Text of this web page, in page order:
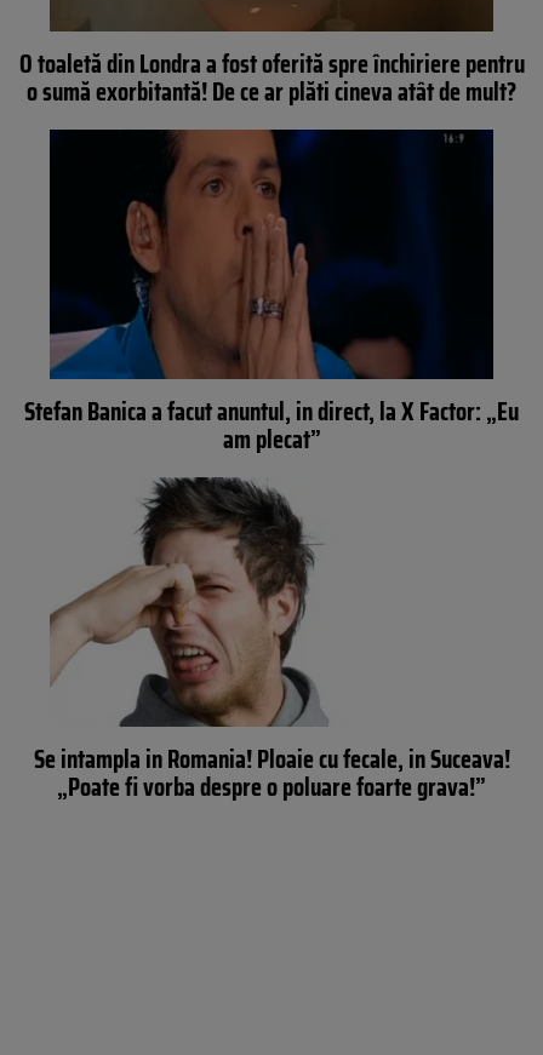
O toaletă din Londra a fost oferită spre închiriere pentru
o sumă exorbitantă! De ce ar plăti cineva atât de mult?
Stefan Banica a facut anuntul, in direct, la X Factor: „Eu
am plecat”
Se intampla in Romania! Ploaie cu fecale, in Suceava!
„Poate fi vorba despre o poluare foarte grava!”